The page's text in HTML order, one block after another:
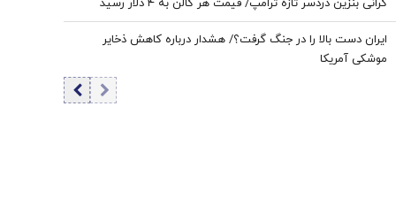
گرانی بنزین دردسر تازه ترامپ/ قیمت هر گالن به ۴ دلار رسید
ایران دست بالا را در جنگ گرفت؟/ هشدار درباره کاهش ذخایر
موشکی آمریکا